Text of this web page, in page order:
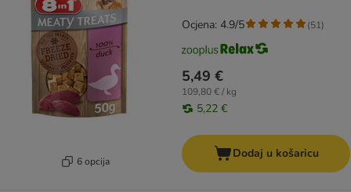
6 opcija
5,49 €
109,80 € / kg
5,22 €
Ocjena: 4.9/5 (51)
Dodaj u košaricu